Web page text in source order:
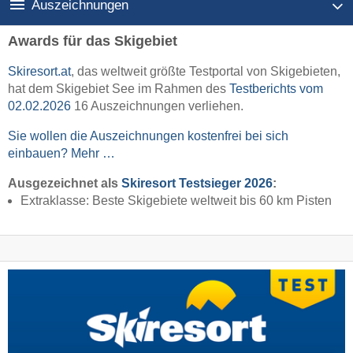
Auszeichnungen
Awards für das Skigebiet
Skiresort.at, das weltweit größte Testportal von Skigebieten,
hat dem Skigebiet See im Rahmen des Testberichts vom
02.02.2026 16 Auszeichnungen verliehen.
Sie wollen die Auszeichnungen kostenfrei bei sich
einbauen? Mehr …
Ausgezeichnet als Skiresort Testsieger 2026:
Extraklasse: Beste Skigebiete weltweit bis 60 km Pisten